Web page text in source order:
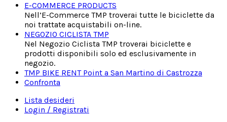
E-COMMERCE PRODUCTS
Nell’E-Commerce TMP troverai tutte le biciclette da
noi trattate acquistabili on-line.
NEGOZIO CICLISTA TMP
Nel Negozio Ciclista TMP troverai biciclette e
prodotti disponibili solo ed esclusivamente in
negozio.
TMP BIKE RENT Point a San Martino di Castrozza
Confronta
Lista desideri
Login / Registrati